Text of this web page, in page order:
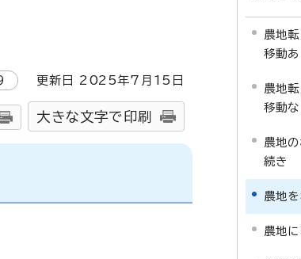
更新日 2025年7月 15 日
大きな文字で印刷
農地
移動あ
農地
移動な
農地
続き
農地
農地